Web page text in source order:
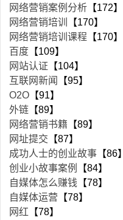
网络营销案例分析 【172】
网络营销培训
【170】
网络营销培训课程 【170】
百度 【109】
网站认证 【104】
互联网新闻
【95】
O2O 【91】
外链 【89】
网络营销书籍 【89】
网址提交 【87】
成功人士的创业故事 【86】
创业小故事案例
【84】
自媒体怎么赚钱 【78】
自媒体运营 【78】
网红 【78】